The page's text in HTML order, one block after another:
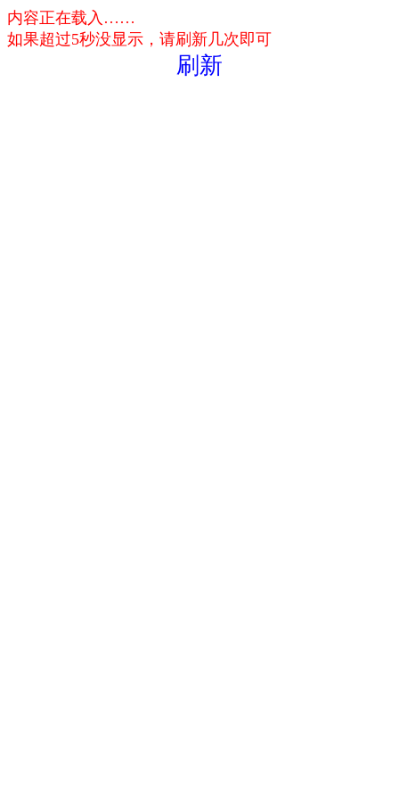
内容正在载入……
如果超过5秒没显示，请刷新几次即可
刷新